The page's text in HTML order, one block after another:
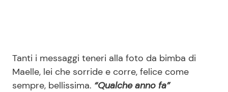
Tanti i messaggi teneri alla foto da bimba di
Maelle, lei che sorride e corre, felice come
sempre, bellissima. “Qualche anno fa”